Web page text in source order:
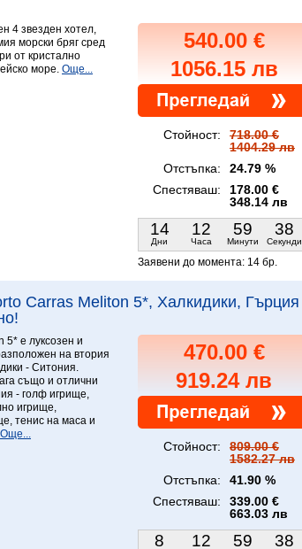
4 звезден хотел,
морски бряг сред
от кристално
море. Още...
540.00 €
1056.15 лв
Стойност:
718.00 €
1404.29 лв
Отстъпка:
24.79 %
Спестяваш:
178.00 €
348.14 лв
14
Дни
12
Часа
59
Минути
36
Секунди
Заявени до момента: 14 бр.
Carras Meliton 5*, Халкидики, Гърция
5* е луксозен и
на втория
- Ситония.
също и отлични
- голф игрище,
игрище,
тенис на маса и
Още...
470.00 €
919.24 лв
Стойност:
809.00 €
1582.27 лв
Отстъпка:
41.90 %
Спестяваш:
339.00 €
663.03 лв
8 12 59 36